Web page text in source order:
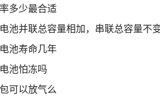
多少最合适
池并联总容量相加，串联总容量不
池寿命几年
池怕冻吗
可以放气么